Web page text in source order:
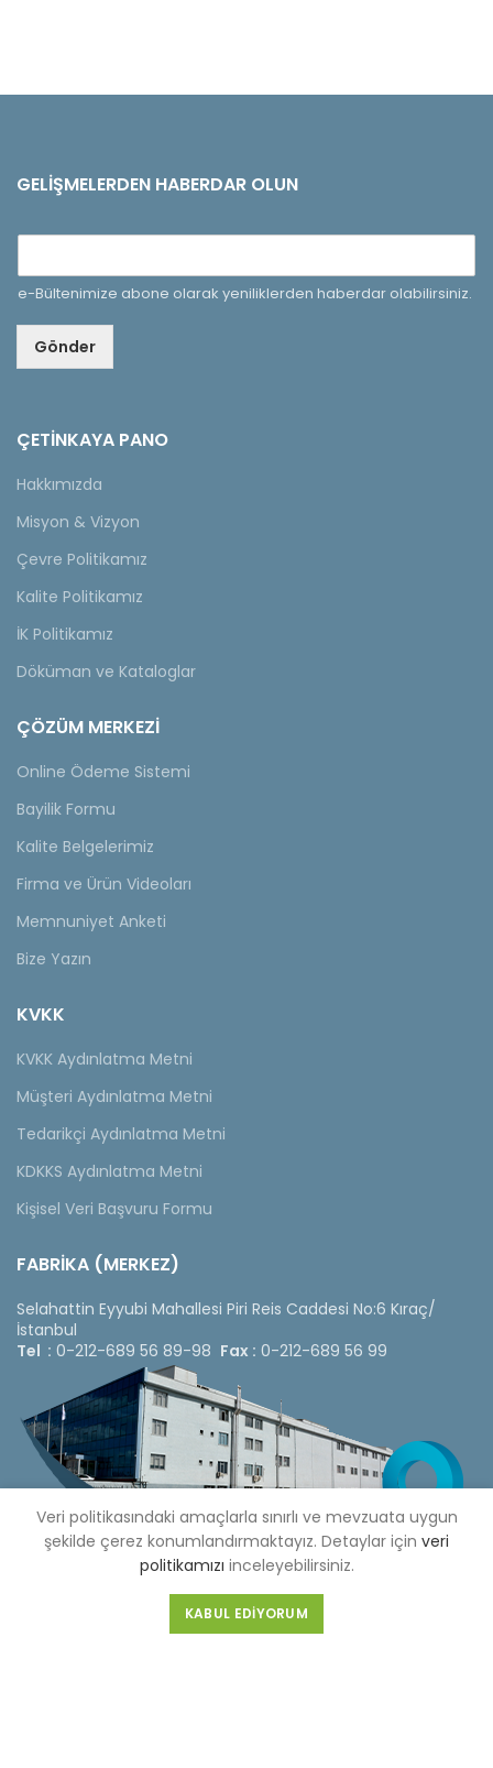
GELIŞMELERDEN HABERDAR OLUN
e-Bültenimize abone olarak yeniliklerden haberdar olabilirsiniz.
Gönder
ÇETINKAYA PANO
Hakkımızda
Misyon & Vizyon
Çevre Politikamız
Kalite Politikamız
İK Politikamız
Döküman ve Kataloglar
ÇÖZÜM MERKEZİ
Online Ödeme Sistemi
Bayilik Formu
Kalite Belgelerimiz
Firma ve Ürün Videoları
Memnuniyet Anketi
Bize Yazın
KVKK
KVKK Aydınlatma Metni
Müşteri Aydınlatma Metni
Tedarikçi Aydınlatma Metni
KDKKS Aydınlatma Metni
Kişisel Veri Başvuru Formu
FABRİKA (MERKEZ)
Selahattin Eyyubi Mahallesi Piri Reis Caddesi No:6 Kıraç/
İstanbul
Tel : 0-212-689 56 89-98 Fax : 0-212-689 56 99
Veri politikasındaki amaçlarla sınırlı ve mevzuata uygun
şekilde çerez konumlandırmaktayız. Detaylar için veri
politikamızı inceleyebilirsiniz.
KABUL EDIYORUM